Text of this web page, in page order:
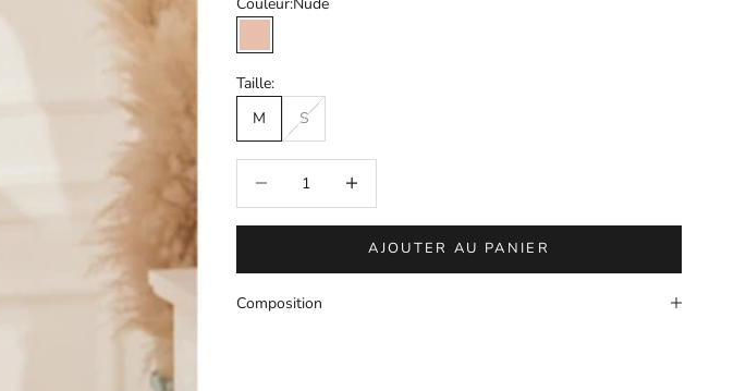
Nude
Taille:
M
S
AJOUTER AU PANIER
Composition